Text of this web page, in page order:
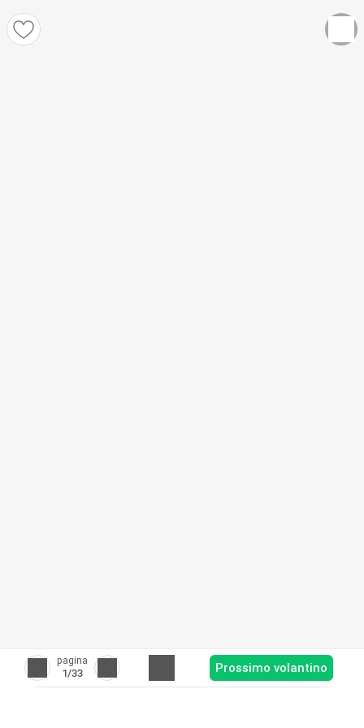
pagina
1/33 Prossimo volantino